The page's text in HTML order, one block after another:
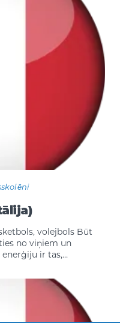
volejbols Būt
no viņiem un
ir tas,…